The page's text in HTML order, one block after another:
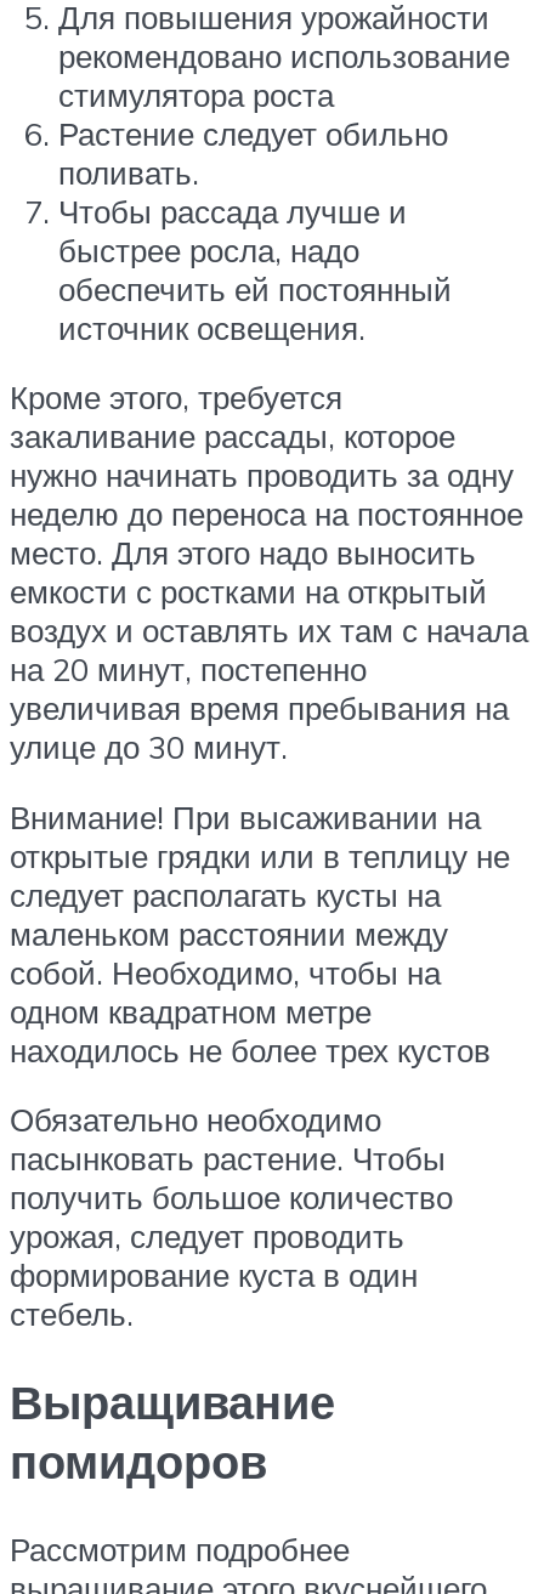
Для повышения урожайности
рекомендовано использование
стимулятора роста
Растение следует обильно
поливать.
Чтобы рассада лучше и
быстрее росла, надо
обеспечить ей постоянный
источник освещения.
Кроме этого, требуется
закаливание рассады, которое
нужно начинать проводить за одну
неделю до переноса на постоянное
место. Для этого надо выносить
емкости с ростками на открытый
воздух и оставлять их там с начала
на 20 минут, постепенно
увеличивая время пребывания на
улице до 30 минут.
Внимание! При высаживании на
открытые грядки или в теплицу не
следует располагать кусты на
маленьком расстоянии между
собой. Необходимо, чтобы на
одном квадратном метре
находилось не более трех кустов
Обязательно необходимо
пасынковать растение. Чтобы
получить большое количество
урожая, следует проводить
формирование куста в один
стебель.
Выращивание
помидоров
Рассмотрим подробнее